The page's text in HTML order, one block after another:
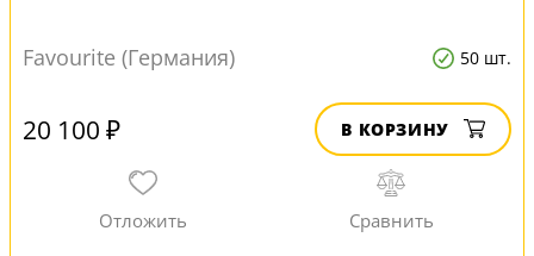
Favourite (Германия) 50 шт.
20 100 ₽ В КОРЗИНУ